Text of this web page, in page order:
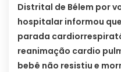
Distrital de Bélem por
hospitalar informou
parada
reanimação cardio
bebê não resistiu e